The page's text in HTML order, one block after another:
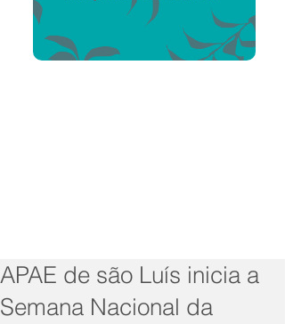
APAE de são Luís inicia a
Semana Nacional da